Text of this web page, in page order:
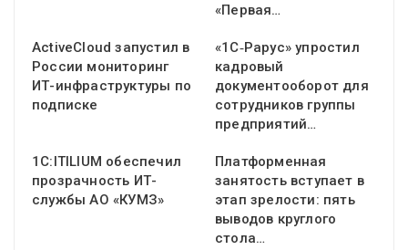
«Первая…
ActiveCloud запустил в
России мониторинг
ИТ-инфраструктуры по
подписке
«1С‑Рарус» упростил
кадровый
документооборот для
сотрудников группы
предприятий…
1С:ITILIUM обеспечил
прозрачность ИТ-
службы АО «КУМЗ»
Платформенная
занятость вступает в
этап зрелости: пять
выводов круглого
стола…